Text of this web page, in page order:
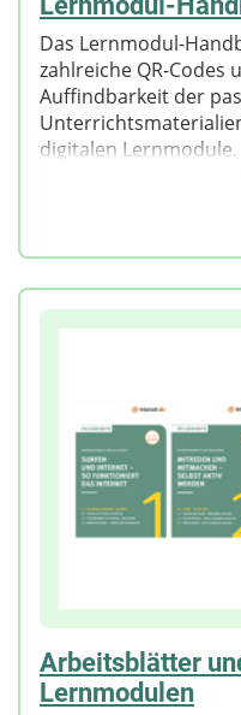
Das Lernmodul-
zahlreiche QR-Codes
Auffindbarkeit der
digitalen Lernmodule.
Arbeitsblätter
Lernmodulen